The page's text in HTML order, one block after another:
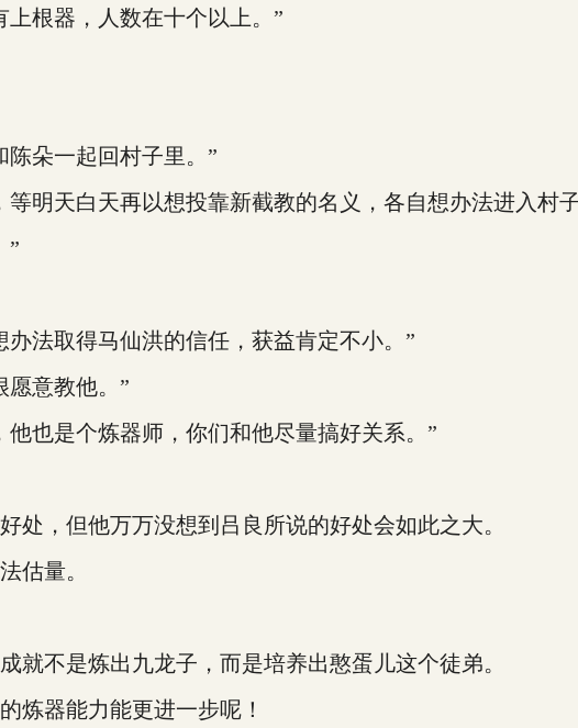
根器，人数在十个以上。”
朵一起回村子里。”
天白天再以想投靠新截教的名义，各自想办法进入村
”
法取得马仙洪的信任，获益肯定不小。”
意教他。”
也是个炼器师，你们和他尽量搞好关系。”
，但他万万没想到吕良所说的好处会如此之大。
估量。
不是炼出九龙子，而是培养出憨蛋儿这个徒弟。
器能力能更进一步呢！